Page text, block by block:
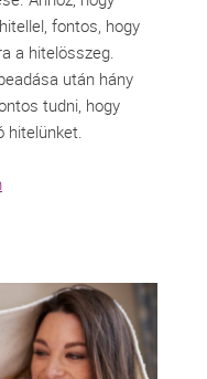
fontos, hogy
a hitelösszeg.
után hány
tudni, hogy
hitelünket.